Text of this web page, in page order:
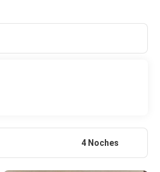
4 Noches